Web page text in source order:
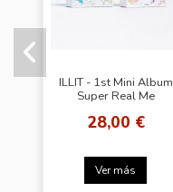
ILLIT - 1st Mini Album
Super Real Me
28,00 €
Ver más